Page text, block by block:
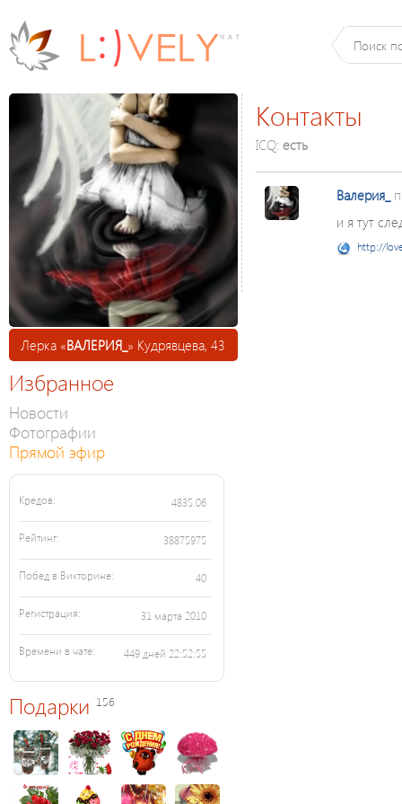
Лерка «ВАЛЕРИЯ_ » Кудрявцева, 43
Избранное
Новости
Фотографии
Прямой эфир
Кредов: 4835.06
Рейтинг: 38875975
Побед в Викторине: 40
Регистрация: 31 марта 2010
Времени в чате: 449 дней 22:52:55
Подарки 156
Контакты
ICQ: есть
Валерия_
и я тут
http://